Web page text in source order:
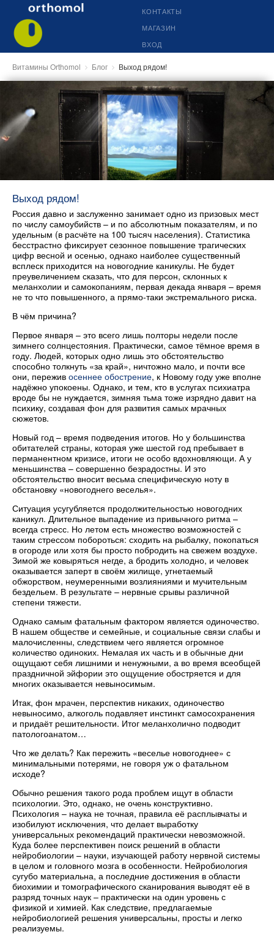
КОНТАКТЫ
МАГАЗИН
ВХОД
Витамины Orthomol Блог Выход рядом!
Выход рядом!
Россия давно и заслуженно занимает одно из призовых мест
по числу самоубийств – и по абсолютным показателям, и по
удельным (в расчёте на 100 тысяч населения). Статистика
бесстрастно фиксирует сезонное повышение трагических
цифр весной и осенью, однако наиболее существенный
всплеск приходится на новогодние каникулы. Не будет
преувеличением сказать, что для персон, склонных к
меланхолии и самокопаниям, первая декада января – время
не то что повышенного, а прямо-таки экстремального риска.
В чём причина?
Первое января – это всего лишь полторы недели после
зимнего солнцестояния. Практически, самое тёмное время в
году. Людей, которых одно лишь это обстоятельство
способно толкнуть «за край», ничтожно мало, и почти все
они, пережив осеннее обострение, к Новому году уже вполне
надёжно упокоены. Однако, и тем, кто в услугах психиатра
вроде бы не нуждается, зимняя тьма тоже изрядно давит на
психику, создавая фон для развития самых мрачных
сюжетов.
Новый год – время подведения итогов. Но у большинства
обитателей страны, которая уже шестой год пребывает в
перманентном кризисе, итоги не особо вдохновляющи. А у
меньшинства – совершенно безрадостны. И это
обстоятельство вносит весьма специфическую ноту в
обстановку «новогоднего веселья».
Ситуация усугубляется продолжительностью новогодних
каникул. Длительное выпадение из привычного ритма –
всегда стресс. Но летом есть множество возможностей с
таким стрессом побороться: сходить на рыбалку, покопаться
в огороде или хотя бы просто побродить на свежем воздухе.
Зимой же ковыряться негде, а бродить холодно, и человек
оказывается заперт в своём жилище, угнетаемый
обжорством, неумеренными возлияниями и мучительным
бездельем. В результате – нервные срывы различной
степени тяжести.
Однако самым фатальным фактором является одиночество.
В нашем обществе и семейные, и социальные связи слабы и
малочисленны, следствием чего является огромное
количество одиноких. Немалая их часть и в обычные дни
ощущают себя лишними и ненужными, а во время всеобщей
праздничной эйфории это ощущение обостряется и для
многих оказывается невыносимым.
Итак, фон мрачен, перспектив никаких, одиночество
невыносимо, алкоголь подавляет инстинкт самосохранения
и придаёт решительности. Итог меланхолично подводит
патологоанатом…
Что же делать? Как пережить «веселье новогоднее» с
минимальными потерями, не говоря уж о фатальном
исходе?
Обычно решения такого рода проблем ищут в области
психологии. Это, однако, не очень конструктивно.
Психология – наука не точная, правила её расплывчаты и
изобилуют исключения, что делает выработку
универсальных рекомендаций практически невозможной.
Куда более перспективен поиск решений в области
нейробиологии – науки, изучающей работу нервной системы
в целом и головного мозга в особенности. Нейробиология
сугубо материальна, а последние достижения в области
биохимии и томографического сканирования выводят её в
разряд точных наук – практически на один уровень с
физикой и химией. Как следствие, предлагаемые
нейробиологией решения универсальны, просты и легко
реализуемы.